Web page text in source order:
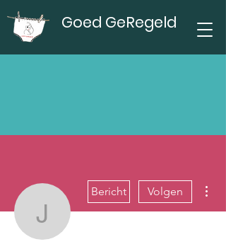
Goed GeRegeld
jelle.wittevrongel
Bericht Volgen